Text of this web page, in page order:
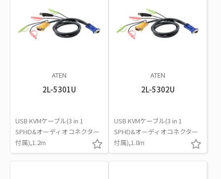
ATEN
2L-5301U
USB KVMケーブル(3 in 1
SPHD&オーディオコネクター
付属),1.2m
ATEN
2L-5302U
USB KVMケーブル(3 in 1
SPHD&オーディオコネクター
付属),1.8m